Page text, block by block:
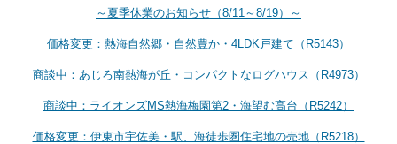
～夏季休業のお知らせ（8/11～8/19）～
価格変更：熱海自然郷・自然豊か・4LDK戸建て（R5143）
商談中：あじろ南熱海が丘・コンパクトなログハウス（R4973）
商談中：ライオンズMS熱海梅園第2・海望む高台（R5242）
価格変更：伊東市宇佐美・駅、海徒歩圏住宅地の売地（R5218）